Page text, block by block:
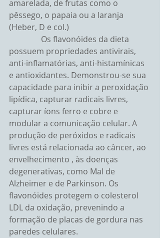
amarelada, de frutas como o
pêssego, o papaia ou a laranja
(Heber, D e col.)
possuem propriedades antivirais,
anti-inflamatórias, anti-histamínicas
e antioxidantes. Demonstrou-se sua
capacidade para inibir a peroxidação
lipídica, capturar radicais livres,
capturar íons ferro e cobre e
modular a comunicação celular. A
produção de peróxidos e radicais
livres está relacionada ao câncer, ao
envelhecimento , às doenças
degenerativas, como Mal de
Alzheimer e de Parkinson. Os
flavonóides protegem o colesterol
LDL da oxidação, prevenindo a
formação de placas de gordura nas
paredes celulares.